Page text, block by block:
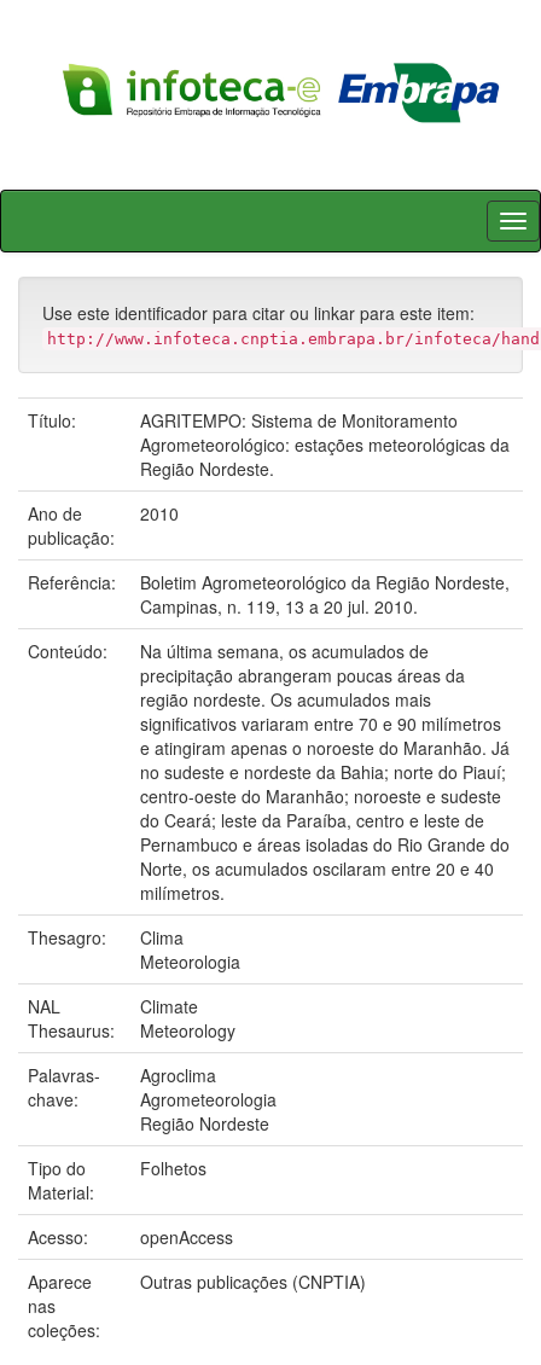
Skip
Use este identificador para citar ou linkar para este item:
http://www.infoteca.cnptia.embrapa.br/infoteca/
Título:
AGRITEMPO: Sistema de Monitoramento
Agrometeorológico: estações meteorológicas da
Região Nordeste.
Ano de
publicação:
2010
Referência:
Boletim Agrometeorológico da Região Nordeste,
Campinas, n. 119, 13 a 20 jul. 2010.
Conteúdo:
Na última semana, os acumulados de
precipitação abrangeram poucas áreas da
região nordeste. Os acumulados mais
significativos variaram entre 70 e 90 milímetros
e atingiram apenas o noroeste do Maranhão. Já
no sudeste e nordeste da Bahia; norte do Piauí;
centro-oeste do Maranhão; noroeste e sudeste
do Ceará; leste da Paraíba, centro e leste de
Pernambuco e áreas isoladas do Rio Grande do
Norte, os acumulados oscilaram entre 20 e 40
milímetros.
Thesagro:
Clima
Meteorologia
NAL
Thesaurus:
Climate
Meteorology
Palavras-
chave:
Agroclima
Agrometeorologia
Região Nordeste
Tipo do
Material:
Folhetos
Acesso:
openAccess
Aparece
nas
coleções:
Outras publicações (CNPTIA)